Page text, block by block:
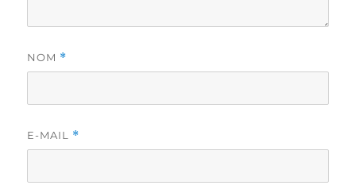
NOM *
E-MAIL *